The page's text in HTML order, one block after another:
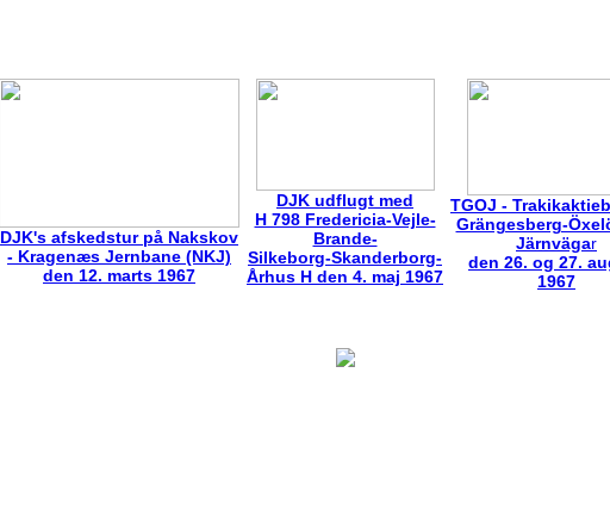
DJK's afskedstur på Nakskov
- Kragenæs Jernbane (NKJ)
den 12. marts 1967
DJK udflugt med
H 798 Fredericia-Vejle-
Brande-
Silkeborg-Skanderborg-
Århus H den 4. maj 1967
TGOJ -
Grängesberg-
Järnvägar
den 26. og 27.
1967